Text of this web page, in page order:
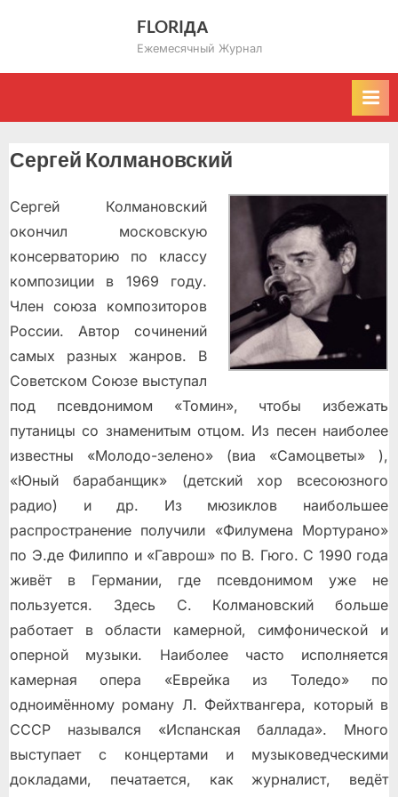
FLORIДА
Ежемесячный Журнал
Сергей Колмановский
Сергей Колмановский
окончил московскую
консерваторию по классу
композиции в 1969 году.
Член союза композиторов
России. Автор сочинений
самых разных жанров. В
Советском Союзе выступал
под псевдонимом «Томин», чтобы избежать
путаницы со знаменитым отцом. Из песен наиболее
известны «Молодо-зелено» (виа «Самоцветы» ),
«Юный барабанщик» (детский хор всесоюзного
радио) и др. Из мюзиклов наибольшее
распространение получили «Филумена Мортурано»
по Э.де Филиппо и «Гаврош» по В. Гюго. С 1990 года
живёт в Германии, где псевдонимом уже не
пользуется. Здесь С. Колмановский больше
работает в области камерной, симфонической и
оперной музыки. Наиболее часто исполняется
камерная опера «Еврейка из Толедо» по
одноимённому роману Л. Фейхтвангера, который в
СССР назывался «Испанская баллада». Много
выступает с концертами и музыковедческими
докладами, печатается, как журналист, ведёт